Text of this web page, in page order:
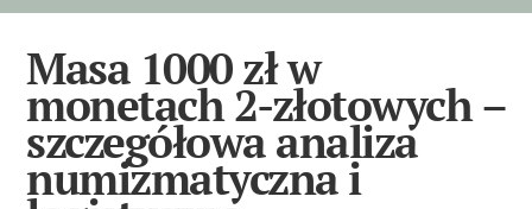
Masa 1000 zł w
monetach 2-złotowych –
szczegółowa analiza
numizmatyczna i